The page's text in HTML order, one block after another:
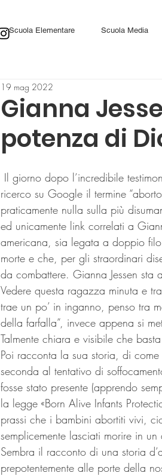
Scuola Elementare Scuola Media
Gianna
potenza di
19 mag 2022
ricerco su Google il termine
praticamente nulla sulla più
ed unicamente link correlati a
americana, sia legata a doppio
morte e che, per gli straordinari
da combattere. Gianna Jessen sta
Vedere questa ragazza minuta e
trae un po’ in inganno, penso tra
della farfalla”, invece appena si
Talmente chiara e visibile che
Poi racconta la sua storia, di
seconda al tentativo di
fosse stato presente (apprendo
la legge «Born Alive Infants
prassi che i bambini abortiti vivi,
semplicemente lasciati morire in
Sembra il racconto di una storia
prepotentemente alle porte della